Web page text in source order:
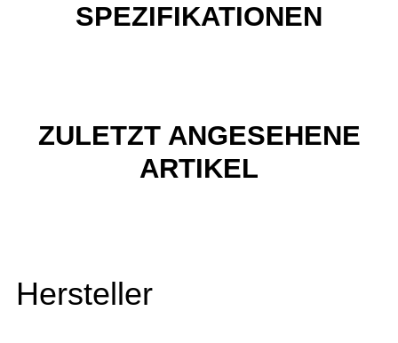
SPEZIFIKATIONEN
ZULETZT ANGESEHENE
ARTIKEL
Hersteller